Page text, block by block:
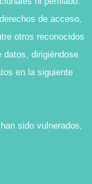
de acceso,
otros reconocidos
datos, dirigiéndose
en la siguiente
sido vulnerados,